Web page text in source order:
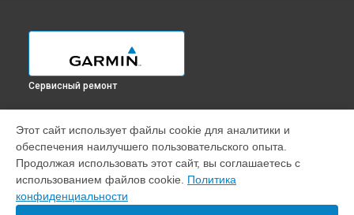
Сервисный ремонт
Смарт-часы
GPS-ошейник
Навигатор
Эхолот
Этот сайт использует файлы cookie для аналитики и
обеспечения наилучшего пользовательского опыта.
Продолжая использовать этот сайт, вы соглашаетесь с
использованием файлов cookie. Политика
конфиденциальности